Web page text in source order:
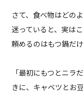
さて、食べ物はどの
迷っていると、実は
頼めるのはもつ鍋だ
「最初にもつとニラ
きに、キャベツとお